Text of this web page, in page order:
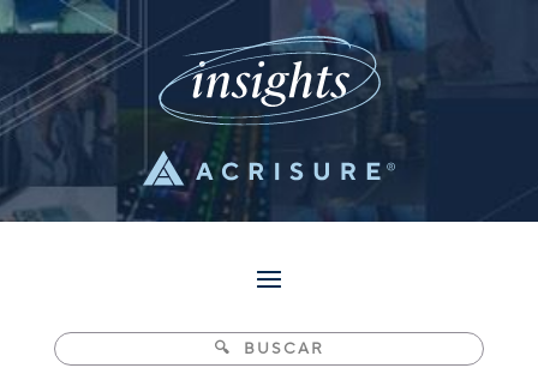
Pesquisar